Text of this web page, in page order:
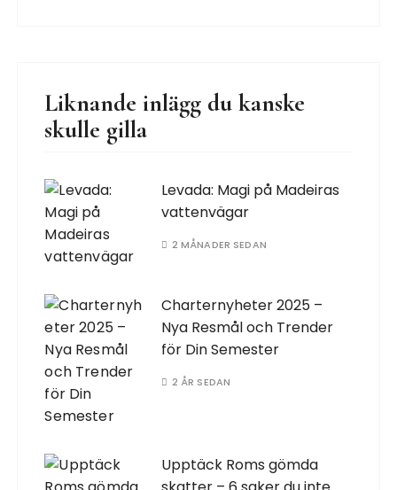
Liknande inlägg du kanske
skulle gilla
Levada: Magi på Madeiras
vattenvägar
2 MÅNADER SEDAN
Charternyheter 2025 –
Nya Resmål och Trender
för Din Semester
2 ÅR SEDAN
Upptäck Roms gömda